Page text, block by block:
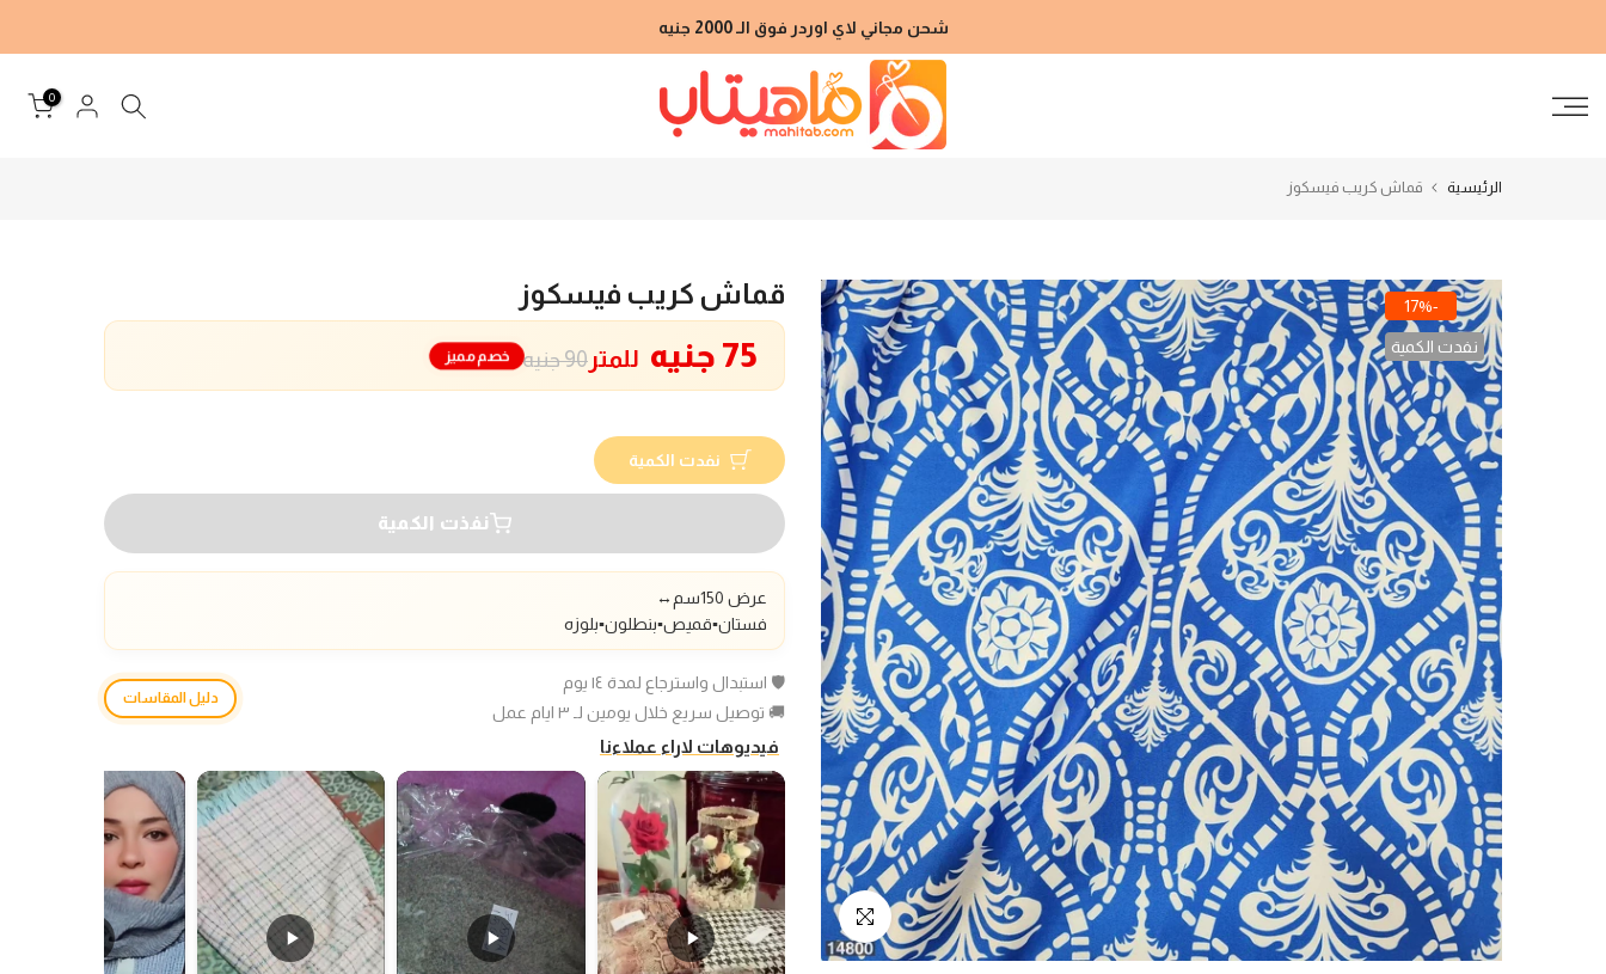
إلى
شحن مجاني لاي اوردر فوق الـ 2000 جنيه
0
الرئيسية قماش كريب فيسكوز
-17%
نفدت الكمية
انقر للتكبير
قماش كريب فيسكوز
90 جنيه 75 جنيه للمتر خصم مميز
نفدت الكمية
نفذت الكمية
عرض 150سم
↔️
فستان▪️قميص▪️بنطلون▪️بلوزه
🛡️ استبدال واسترجاع لمدة ١٤ يوم
🚚 توصيل سريع خلال يومين لـ ٣ ايام عمل
دليل المقاسات
فيديوهات لاراء عملاءنا